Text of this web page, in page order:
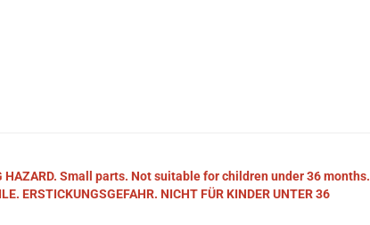
HAZARD. Small parts. Not suitable for children under 36 months.
ERSTICKUNGSGEFAHR. NICHT FÜR KINDER UNTER 36